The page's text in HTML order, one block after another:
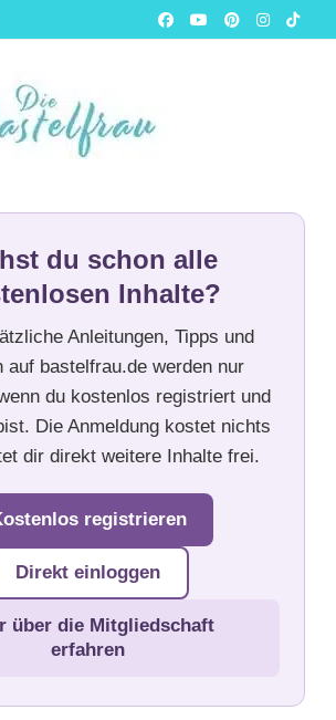
du schon alle
Inhalte?
Anleitungen, Tipps und
auf bastelfrau.de werden nur
du kostenlos registriert und
Die Anmeldung kostet nichts
dir direkt weitere Inhalte frei.
registrieren
Direkt einloggen
über die Mitgliedschaft
erfahren